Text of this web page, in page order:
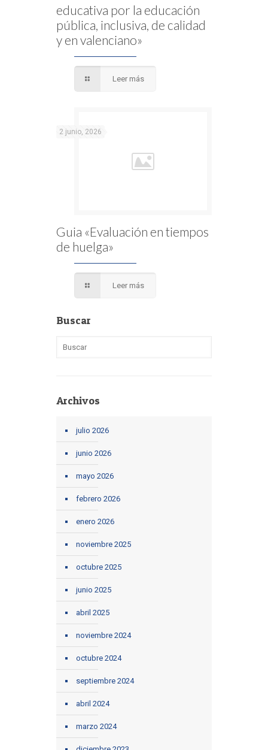
educativa por la educación
pública, inclusiva, de calidad
y en valenciano»
Leer más
2 junio, 2026
Guia «Evaluación en tiempos
de huelga»
Leer más
Buscar
Archivos
julio 2026
junio 2026
mayo 2026
febrero 2026
enero 2026
noviembre 2025
octubre 2025
junio 2025
abril 2025
noviembre 2024
octubre 2024
septiembre 2024
abril 2024
marzo 2024